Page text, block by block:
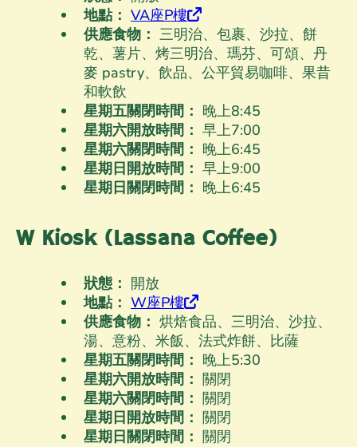
地點： VA座P樓
供應食物： 三明治、包裹、沙拉、餅
乾、薯片、烤三明治、瑪芬、可頌、丹
麥 pastry、飲品、公平貿易咖啡、果昔
和軟飲
星期五關閉時間： 晚上8:45
星期六開放時間： 早上7:00
星期六關閉時間： 晚上6:45
星期日開放時間： 早上9:00
星期日關閉時間： 晚上6:45
W Kiosk (Lassana Coffee)
狀態： 開放
地點： W座P樓
供應食物： 烘焙食品、三明治、沙拉、
湯、意粉、米飯、法式炸餅、比薩
星期五關閉時間： 晚上5:30
星期六開放時間： 關閉
星期六關閉時間： 關閉
星期日開放時間： 關閉
星期日關閉時間： 關閉